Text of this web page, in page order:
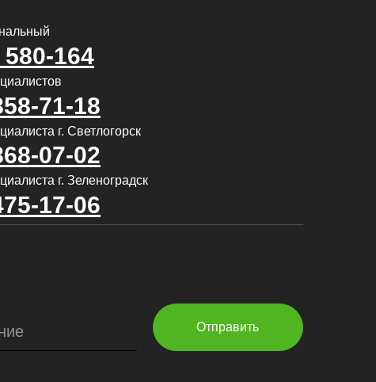
Отправить
г. Светлогорск
г. Зеленоградск
71-18
17-06
07-02
164